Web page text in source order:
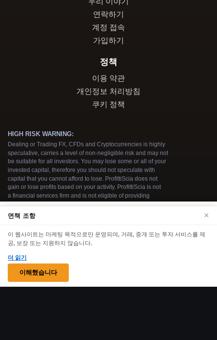
연락하기
계정 접속
가입하기
정책
이용 약관
개인정보 처리방침
쿠키 정책
We use cookies to enhance your browsing
agree to our use of cookies. See our
for more information.
Accept
면책 조항 ×
이 웹사이트는 마케팅 목적으로만 운영되며, 거래, 중개 또는 투자 서비스를 제
공, 보장 또는 지원하지 않습니다.
더 읽기
이해했습니다